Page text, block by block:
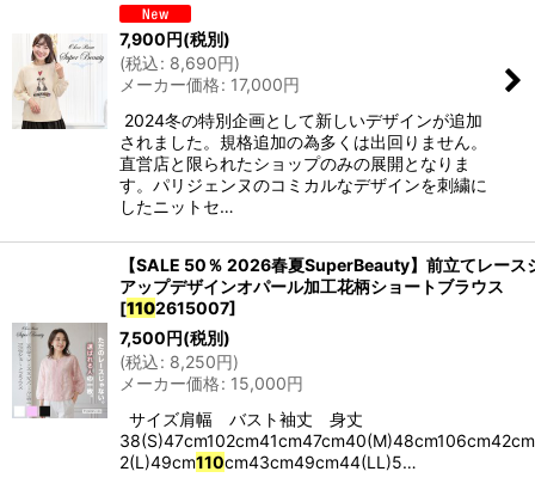
7,900円(税別)
(税込: 8,690円)
メーカー価格: 17,000円
2024冬の特別企画として新しいデザインが追加
されました。規格追加の為多くは出回りません。
直営店と限られたショップのみの展開となりま
す。パリジェンヌのコミカルなデザインを刺繍に
したニットセ…
【SALE 50％ 2026春夏SuperBeauty】前立てレース
アップデザインオパール加工花柄ショートブラウス
[1102615007]
7,500円(税別)
(税込: 8,250円)
メーカー価格: 15,000円
サイズ肩幅 バスト袖丈 身丈
2(L)49cm110cm43cm49cm44(LL)5…